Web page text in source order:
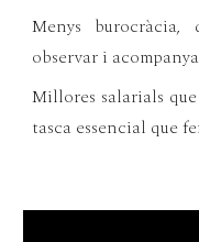
Menys
observar i
Millores salarials
tasca essencial que